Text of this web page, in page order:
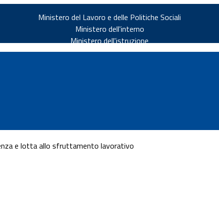
Ministero del Lavoro e delle Politiche Sociali
Ministero dell'interno
Ministero dell'istruzione
e lotta allo sfruttamento lavorativo